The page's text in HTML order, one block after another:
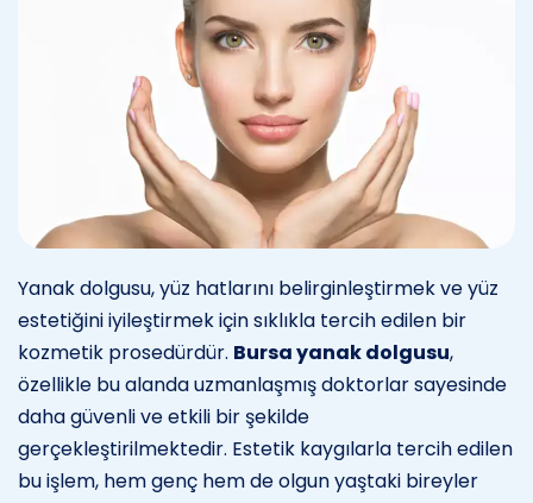
Yanak dolgusu, yüz hatlarını belirginleştirmek ve yüz
estetiğini iyileştirmek için sıklıkla tercih edilen bir
kozmetik prosedürdür. Bursa yanak dolgusu,
özellikle bu alanda uzmanlaşmış doktorlar sayesinde
daha güvenli ve etkili bir şekilde
gerçekleştirilmektedir. Estetik kaygılarla tercih edilen
bu işlem, hem genç hem de olgun yaştaki bireyler